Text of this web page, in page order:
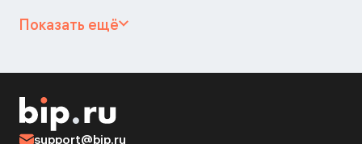
Показать ещё
support@bip.ru